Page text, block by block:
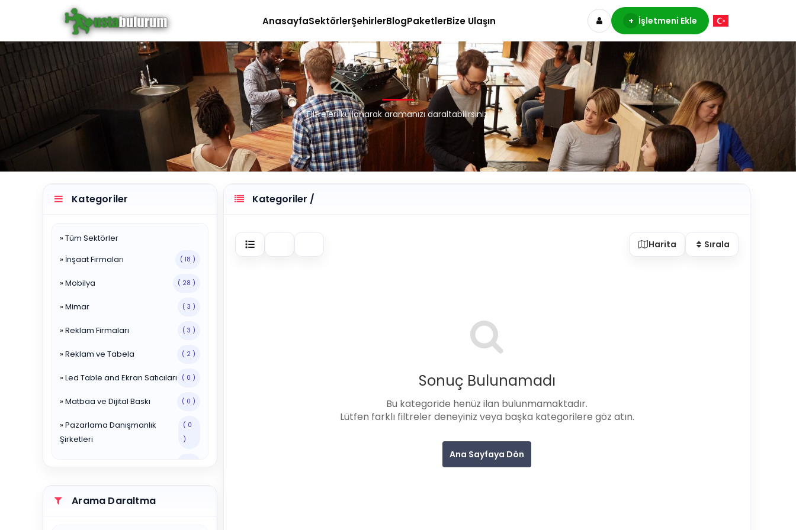
AnasayfaSektörlerŞehirlerBlogPaketlerBize Ulaşın + İşletmeni Ekle
Filtreleri kullanarak aramanızı daraltabilirsiniz.
Kategoriler
» Tüm Sektörler
» İnşaat Firmaları
( 18 )
» Mobilya ( 28 )
» Mimar ( 3 )
» Reklam Firmaları ( 3 )
» Reklam ve Tabela ( 2 )
» Led Table and Ekran Satıcıları ( 0 )
» Matbaa ve Dijital Baskı ( 0 )
» Pazarlama Danışmanlık
Şirketleri
( 0
)
Arama Daraltma
Kategoriler /
Harita Sırala
Sonuç Bulunamadı
Bu kategoride henüz ilan bulunmamaktadır.
Lütfen farklı filtreler deneyiniz veya başka kategorilere göz atın.
Ana Sayfaya Dön